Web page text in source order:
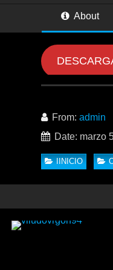
About
Si te gustan los
From: admin
Date: marzo
IINICIO